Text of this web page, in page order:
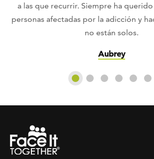
a las que recurrir. Siempre ha
personas afectadas por la adicción y
no están solos.
Aubrey
Slide 1Slide 2Slide 3Slide 4Slide 5